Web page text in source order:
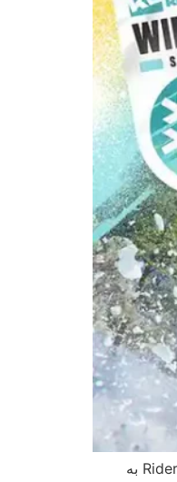
بازی Riders Republic اگر عاشق ورزش‌های ماجراجویانه هستید و به دنبال تجربه‌ای هستید که آدرنالین را در رگ‌هایتان به جریان بیندازد، احتمالاً نام Riders Republic به